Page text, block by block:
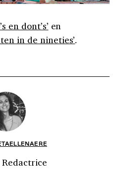
en dont’s’ en
in de nineties’.